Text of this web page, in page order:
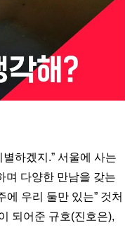
하겠지.” 서울에 사는
며 다양한 만남을 갖는
우리 둘만 있는” 것처
되어준 규호(진호은),